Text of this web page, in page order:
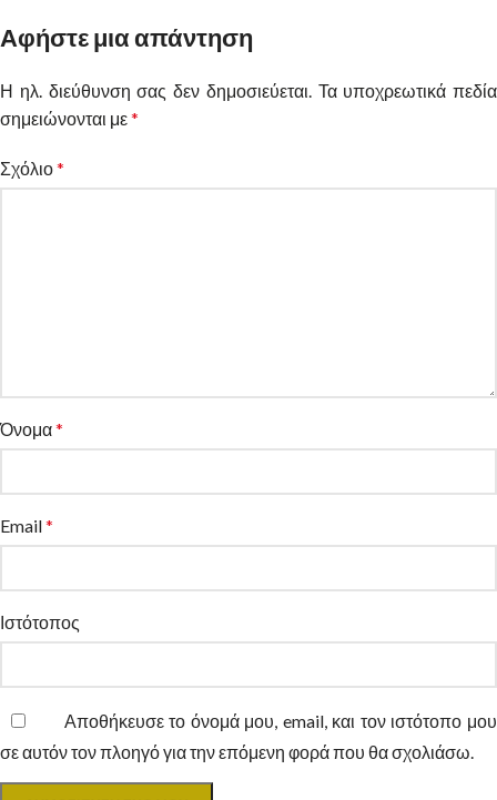
Αφήστε μια απάντηση
Η ηλ. διεύθυνση σας δεν δημοσιεύεται. Τα υποχρεωτικά πεδία
σημειώνονται με*
Σχόλιο*
Όνομα*
Email*
Ιστότοπος
Αποθήκευσε το όνομά μου, email, και τον ιστότοπο μου
σε αυτόν τον πλοηγό για την επόμενη φορά που θα σχολιάσω.
Alternative: